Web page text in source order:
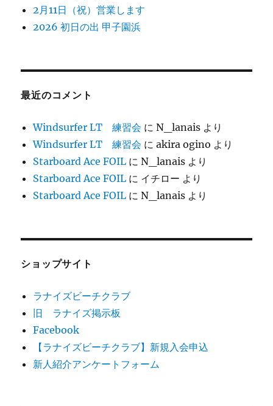
2月11日（祝）営業します
2026 初日の出 甲子園浜
最近のコメント
Windsurfer LT 練習会 にN_lanais より
Windsurfer LT 練習会 にakira ogino より
Starboard Ace FOIL にN_lanais より
Starboard Ace FOIL に イチロー より
Starboard Ace FOIL にN_lanais より
ショップサイト
ラナイズビーチクラブ
旧 ラナイズ掲示板
Facebook
【ラナイズビーチクラブ】新規入会申込
新人紹介アンケートフォーム